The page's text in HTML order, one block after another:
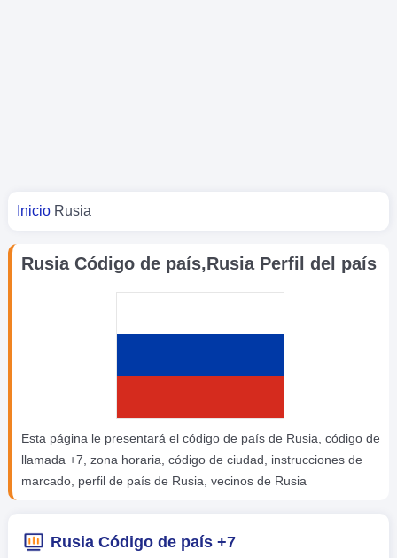
Usted está aquí
Inicio Rusia
Rusia Código de país,Rusia Perfil del país
Esta página le presentará el código de país de Rusia, código de
llamada +7, zona horaria, código de ciudad, instrucciones de
marcado, perfil de país de Rusia, vecinos de Rusia
Rusia Código de país +7